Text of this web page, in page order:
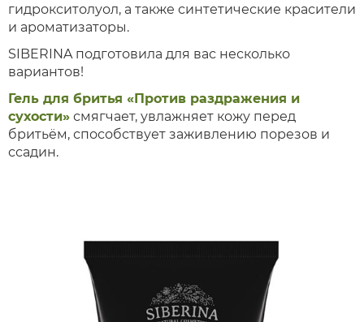
гидрокситолуол, а также синтетические красители
и ароматизаторы.
SIBERINA подготовила для вас несколько
вариантов!
Гель для бритья «Против раздражения и
сухости» смягчает, увлажняет кожу перед
бритьём, способствует заживлению порезов и
ссадин.